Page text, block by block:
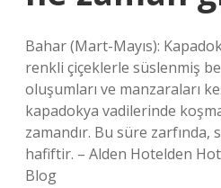
Bahar (Mart-Mayıs):
renkli çiçeklerle süslenmiş
oluşumları ve manzaraları
kapadokya vadilerinde
zamandır. Bu süre zarfında,
hafiftir. – Alden Hotelden
Blog